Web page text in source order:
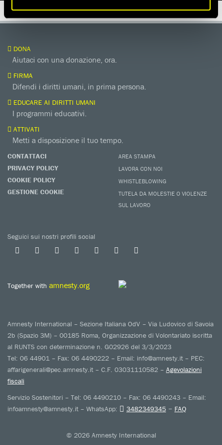
DONA
Aiutaci con una donazione, ora.
FIRMA
Difendi i diritti umani, in prima persona.
EDUCARE AI DIRITTI UMANI
I programmi educativi.
ATTIVATI
Metti a disposizione il tuo tempo.
CONTATTACI
PRIVACY POLICY
COOKIE POLICY
GESTIONE COOKIE
AREA STAMPA
LAVORA CON NOI
WHISTLEBLOWING
TUTELA DA MOLESTIE O VIOLENZE
SUL LAVORO
Seguici sui nostri profili social
Together with amnesty.org
Amnesty International – Sezione Italiana OdV – Via Ludovico di Savoia
2b (Spazio 3M) – 00185 Roma, Organizzazione di Volontariato iscritta
al RUNTS con determinazione n. G02926 del 3/3/2023
Tel: 06 44901 – Fax: 06 4490222 – Email: info@amnesty.it – PEC:
affarigenerali@pec.amnesty.it – C.F. 03031110582 – Agevolazioni
fiscali
Servizio Sostenitori – Tel: 06 4490210 – Fax: 06 4490243 – Email:
infoamnesty@amnesty.it – WhatsApp:
3482349345 – FAQ
© 2026 Amnesty International